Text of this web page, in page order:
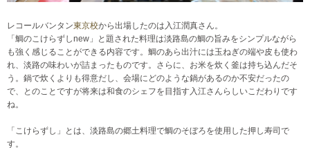
レコールバンタン東京校から出場したのは入江潤真さん。
「鯛のこけらずしnew」と題された料理は淡路島の鯛の旨みをシンプルながら
も強く感じることができる内容です。鯛のあら出汁には玉ねぎの端や皮も使わ
れ、淡路の味わいが詰まったものです。さらに、お米を炊く釜は持ち込んだそ
う。鍋で炊くよりも得意だし、会場にどのような鍋があるのか不安だったの
で、とのことですが将来は和食のシェフを目指す入江さんらしいこだわりです
ね。
「こけらずし」とは、淡路島の郷土料理で鯛のそぼろを使用した押し寿司で
す。